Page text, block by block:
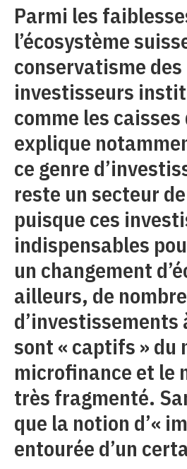
Parmi les
l’écosystème
conservatisme des
investisseurs
comme les caisses
explique
ce genre
reste un secteur
puisque ces
indispensables
un changement
ailleurs, de
d’investissements
sont « captifs » du
microfinance et le
très fragmenté.
que la notion d’«
entourée d’un